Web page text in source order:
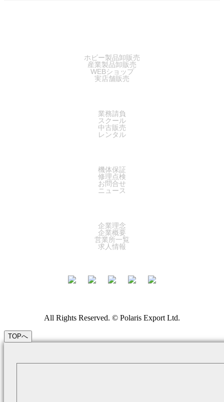
ホビー製品卸販売
産業製品卸販売
WEBショップ
実店舗販売
業務請負
スクール
中古販売
レンタル
機体保証
修理点検
お問合せ
ニュース
企業理念
企業概要
営業所一覧
求人情報
All Rights Reserved. © Polaris Export Ltd.
TOPへ